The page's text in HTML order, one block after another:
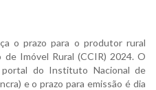
o prazo para o produtor rural
Imóvel Rural (CCIR) 2024. O
do Instituto Nacional de
e o prazo para emissão é dia